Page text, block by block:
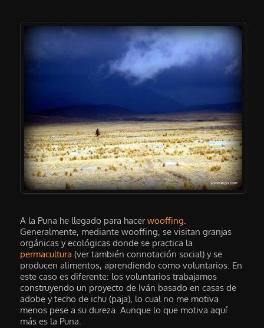
A la Puna he llegado para hacerwooffing.
Generalmente, mediante wooffing, se visitan granjas
orgánicas y ecológicas donde se practica la
permacultura (ver también connotación social) y se
producen alimentos, aprendiendo como voluntarios. En
este caso es diferente: los voluntarios trabajamos
construyendo un proyecto de Iván basado en casas de
adobe y techo de ichu (paja), lo cual no me motiva
menos pese a su dureza. Aunque lo que motiva aquí
más es la Puna.